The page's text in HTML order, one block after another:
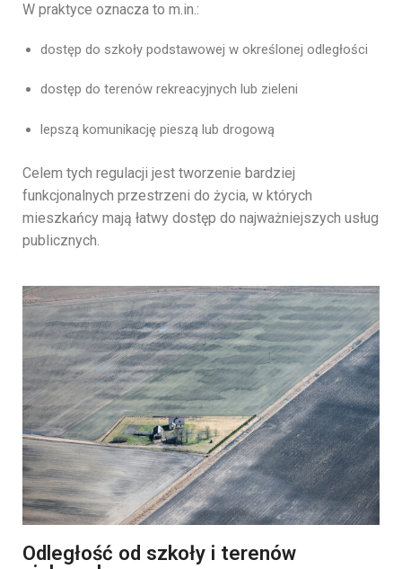
W praktyce oznacza to m.in.:
dostęp do szkoły podstawowej w określonej odległości
dostęp do terenów rekreacyjnych lub zieleni
lepszą komunikację pieszą lub drogową
Celem tych regulacji jest tworzenie bardziej
funkcjonalnych przestrzeni do życia, w których
mieszkańcy mają łatwy dostęp do najważniejszych usług
publicznych.
Odległość od szkoły i terenów